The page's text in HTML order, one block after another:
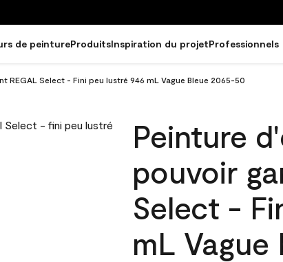
de peintureProduitsInspiration du projetProfessionnels
REGAL Select - Fini peu lustré 946 mL Vague Bleue 2065-50
Peinture
pouvoir
Select -
mL